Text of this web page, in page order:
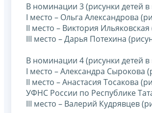
В номинации 3 (рисунки детей в
I место – Ольга Александрова
II место – Виктория
III место – Дарья Потехина
В номинации 4 (рисунки детей в
I место – Александра
II место – Анастасия Тосакова
УФНС России по Республике
III место – Валерий Кудрявцев